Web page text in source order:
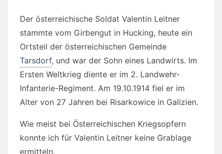
Der österreichische Soldat Valentin Leitner
stammte vom Girbengut in Hucking, heute ein
Ortsteil der österreichischen Gemeinde
Tarsdorf, und war der Sohn eines Landwirts. Im
Ersten Weltkrieg diente er im 2. Landwehr-
Infanterie-Regiment. Am 19.10.1914 fiel er im
Alter von 27 Jahren bei Risarkowice in Galizien.
Wie meist bei Österreichischen Kriegsopfern
konnte ich für Valentin Leitner keine Grablage
ermitteln.